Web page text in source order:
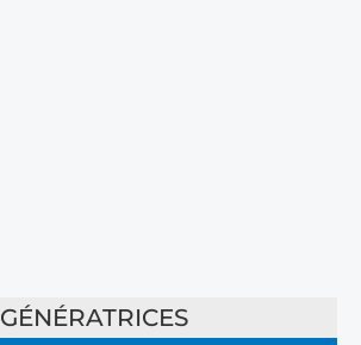
GÉNÉRATRICES